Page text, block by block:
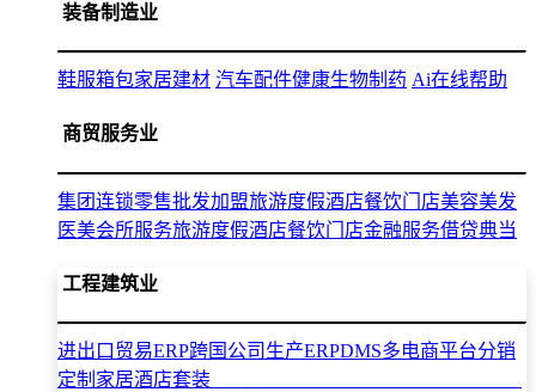
装备制造业
鞋服箱包家居建材 汽车配件健康生物制药 Ai在线帮助
商贸服务业
集团连锁零售批发加盟旅游度假酒店餐饮门店美容美发
医美会所服务旅游度假酒店餐饮门店金融服务借贷典当
工程建筑业
进出口贸易ERP跨国公司生产ERPDMS多电商平台分销
定制家居酒店套装